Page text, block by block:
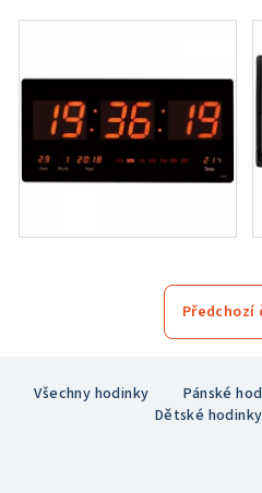
Předchozí
Všechny hodinky Pánské
Dětské hodinky